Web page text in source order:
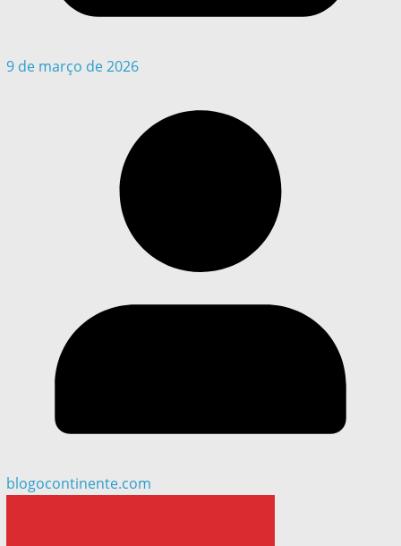
9 de março de 2026
blogocontinente.com